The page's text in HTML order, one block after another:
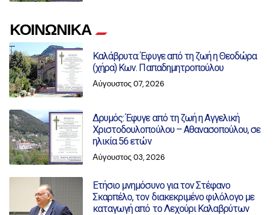
ΚΟΙΝΩΝΙΚΑ
Καλάβρυτα: Έφυγε από τη ζωή η Θεοδώρα
(χήρα) Κων. Παπαδημητροπούλου
Αύγουστος 07, 2026
Δρυμός: Έφυγε από τη ζωή η Αγγελική
Χριστοδουλοπούλου – Αθανασοπούλου, σε
ηλικία 56 ετών
Αύγουστος 03, 2026
Ετήσιο μνημόσυνο για τον Στέφανο
Σκαρπέλο, τον διακεκριμένο φιλόλογο με
καταγωγή από το Λεχούρι Καλαβρύτων